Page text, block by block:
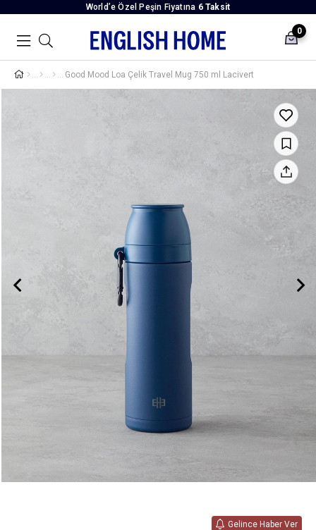
World’e Özel Peşin Fiyatına 6 Taksit
0
Good Mood Loa Çelik Travel Mug 750 ml Lacivert
Gelince Haber Ver